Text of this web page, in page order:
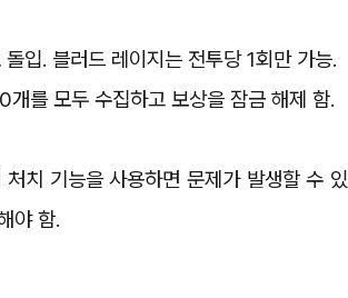
입. 블러드 레이지는 전투당 1회만 가능.
를 모두 수집하고 보상을 잠금 해제 함.
치 기능을 사용하면 문제가 발생할 수 있
야 함.